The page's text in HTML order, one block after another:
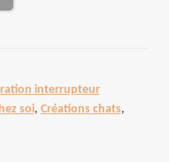
interrupteur
soi, Créations chats,